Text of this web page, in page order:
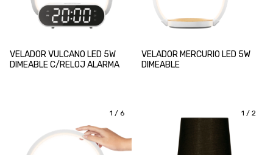
VELADOR VULCANO LED 5W
DIMEABLE C/RELOJ ALARMA
VELADOR MERCURIO LED 5W
DIMEABLE
1 / 6 1 / 2